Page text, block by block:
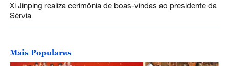
Xi Jinping realiza cerimônia de boas-vindas ao presidente da
Sérvia
Mais Populares